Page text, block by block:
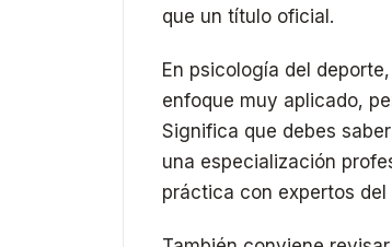
que un título oficial.
En psicología del
enfoque muy aplicado,
Significa que debes
una especialización
práctica con expertos del